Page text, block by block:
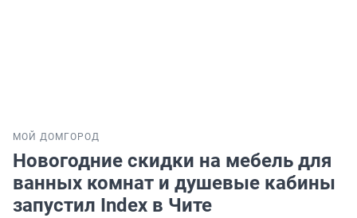
МОЙ ДОМ ГОРОД
Новогодние скидки на мебель для
ванных комнат и душевые кабины
запустил Index в Чите